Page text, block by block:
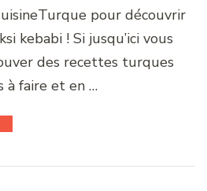
pour découvrir
kebabi ! Si jusqu’ici vous
des recettes turques
à faire et en …